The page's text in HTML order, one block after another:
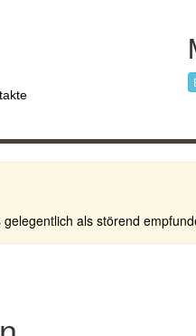
als störend